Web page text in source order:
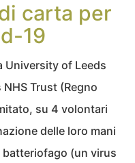
carta per
19
University of Leeds
Trust (Regno
su 4 volontari
delle loro mani
(un virus